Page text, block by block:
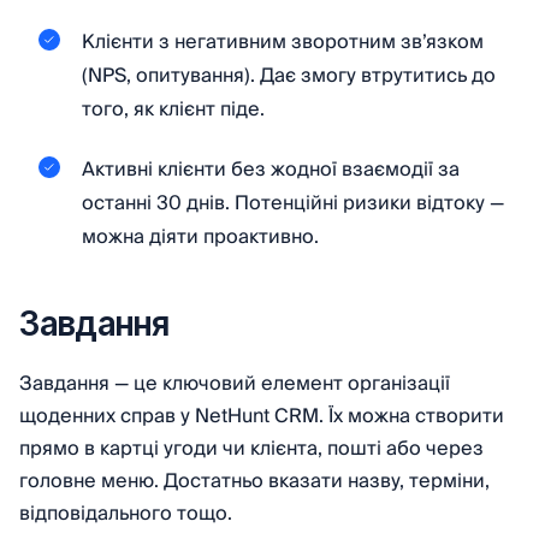
Клієнти з негативним зворотним зв’язком
(NPS, опитування). Дає змогу втрутитись до
того, як клієнт піде.
Активні клієнти без жодної взаємодії за
останні 30 днів. Потенційні ризики відтоку —
можна діяти проактивно.
Завдання
Завдання — це ключовий елемент організації
щоденних справ у NetHunt CRM. Їх можна створити
прямо в картці угоди чи клієнта, пошті або через
головне меню. Достатньо вказати назву, терміни,
відповідального тощо.